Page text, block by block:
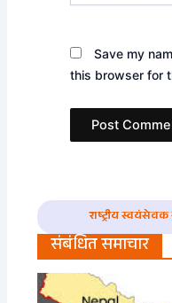
Save my
this browser for
राष्ट्रीय
संबंधित समाचार